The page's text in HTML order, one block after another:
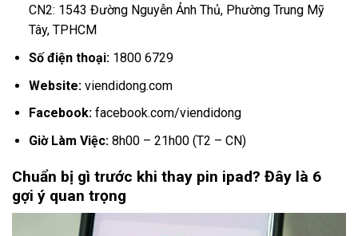
CN2: 1543 Đường Nguyễn Ảnh Thủ, Phường Trung Mỹ
Tây, TPHCM
Số điện thoại:1800 6729
Website:viendidong.com
Facebook: facebook.com/viendidong
Giờ Làm Việc:8h00 – 21h00 (T2 – CN)
Chuẩn bị gì trước khi thay pin ipad? Đây là 6
gợi ý quan trọng